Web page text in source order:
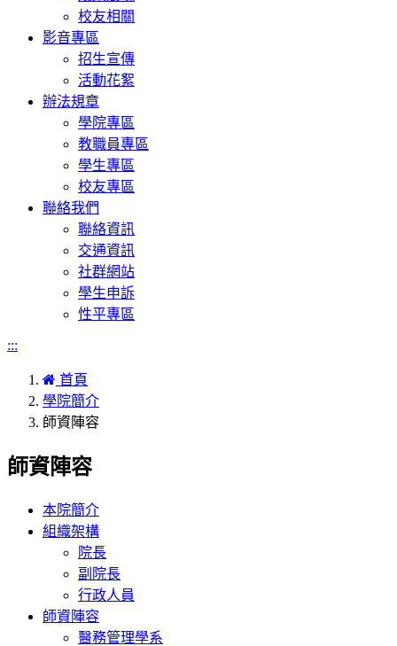
校友相關
影音專區
招生宣傳
活動花絮
辦法規章
學院專區
教職員專區
學生專區
校友專區
聯絡我們
聯絡資訊
交通資訊
社群網站
學生申訴
性平專區
:::
首頁
學院簡介
師資陣容
師資陣容
本院簡介
組織架構
院長
副院長
行政人員
師資陣容
醫務管理學系